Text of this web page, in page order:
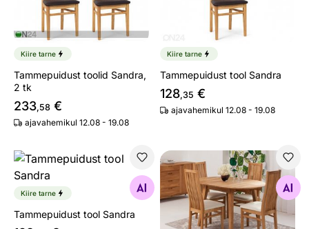
Kiire tarne
Tammepuidust toolid Sandra,
2 tk
233,58 €
ajavahemikul 12.08 - 19.08
Kiire tarne
Tammepuidust tool Sandra
128,35 €
ajavahemikul 12.08 - 19.08
Tammepuidust tool Sandra
Kiire tarne
Tammepuidust tool Sandra
Tammepuust pikendatav
Otsi sarnaseid